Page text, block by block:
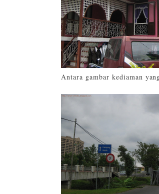
Antara gambar kediaman